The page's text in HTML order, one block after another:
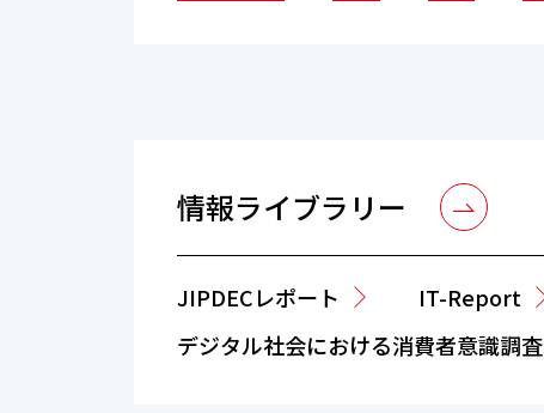
情報ライブラリー
JIPDECレポート IT-Report
デジタル社会における消費者意識調査